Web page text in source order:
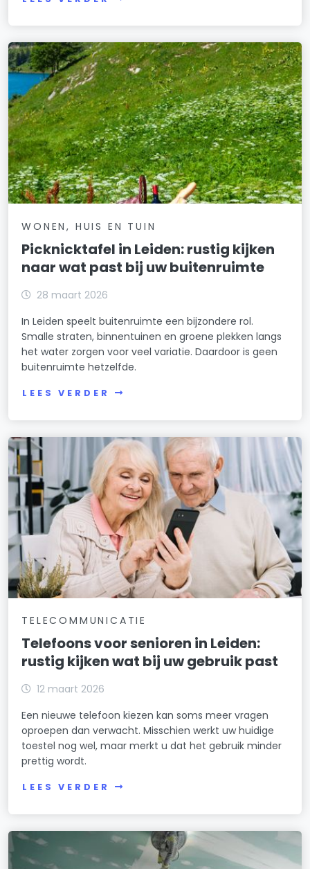
WONEN, HUIS EN TUIN
Picknicktafel in Leiden: rustig kijken
naar wat past bij uw buitenruimte
28 maart 2026
In Leiden speelt buitenruimte een bijzondere rol.
Smalle straten, binnentuinen en groene plekken langs
het water zorgen voor veel variatie. Daardoor is geen
buitenruimte hetzelfde.
LEES VERDER
TELECOMMUNICATIE
Telefoons voor senioren in Leiden:
rustig kijken wat bij uw gebruik past
12 maart 2026
Een nieuwe telefoon kiezen kan soms meer vragen
oproepen dan verwacht. Misschien werkt uw huidige
toestel nog wel, maar merkt u dat het gebruik minder
prettig wordt.
LEES VERDER